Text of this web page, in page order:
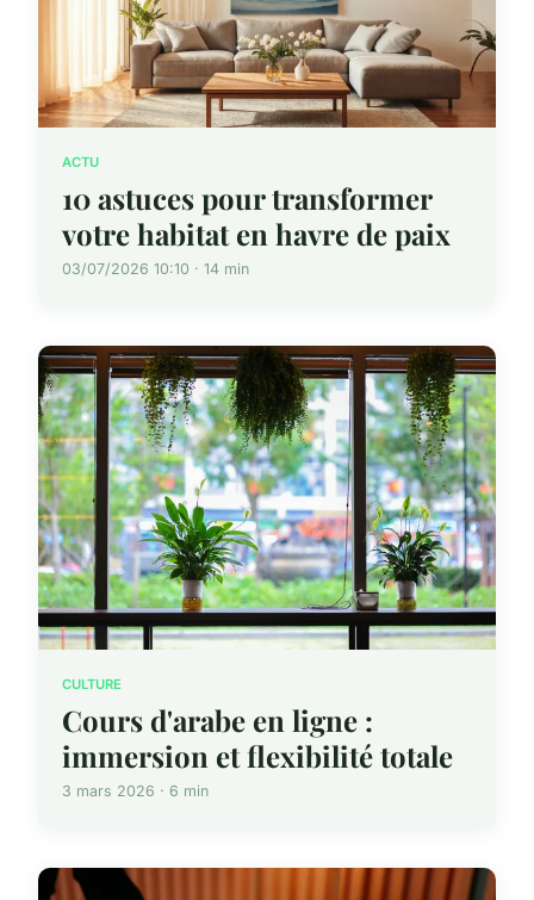
ACTU
10 astuces pour transformer
votre habitat en havre de paix
03/07/2026 10:10 · 14 min
CULTURE
Cours d'arabe en ligne :
immersion et flexibilité totale
3 mars 2026 · 6 min